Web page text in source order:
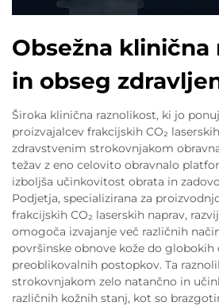
Obsežna klinična
in obseg
Široka klinična raznolikost, ki jo
proizvajalcev frakcijskih CO₂
zdravstvenim strokovnjakom
težav z eno celovito obravnalo
izboljša učinkovitost obrata in
Podjetja, specializirana za
frakcijskih CO₂ laserskih naprav,
omogoča izvajanje več različnih
površinske obnove kože do
preoblikovalnih postopkov. Ta
strokovnjakom zelo natančno in
različnih kožnih stanj, kot so